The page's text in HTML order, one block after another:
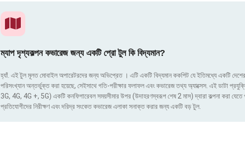
ম্যাপ দৃশ্যকল্পন কভারেজ জন্য একটি প্রো টুল কি বিদ্যমান?
হ্যাঁ. এই টুল মূলত মোবাইল অপারেটরদের জন্য অভিপ্রেত । এটি একটি বিদ্যমান ককপিট যে ইতিমধ্যে একটি দেশের
পরিসংখ্যান অন্তর্ভুক্ত করা হয়েছে, সেইসাথে গতি-পরীক্ষার ফলাফল এবং কভারেজ তথ্য অ্যাক্সেস. এই ডাটা
3G, 4G, 4G +, 5G) একটি কনফিগারেবল সময়সীমার উপর (উদাহরণস্বরূপ শেষ 2 মাস) দ্বারা কল্পনা করা যেতে
প্রতিযোগীদের নিরীক্ষণ এবং দরিদ্র সংকেত কভারেজ এলাকা সনাক্ত করার জন্য একটি বড় টুল.